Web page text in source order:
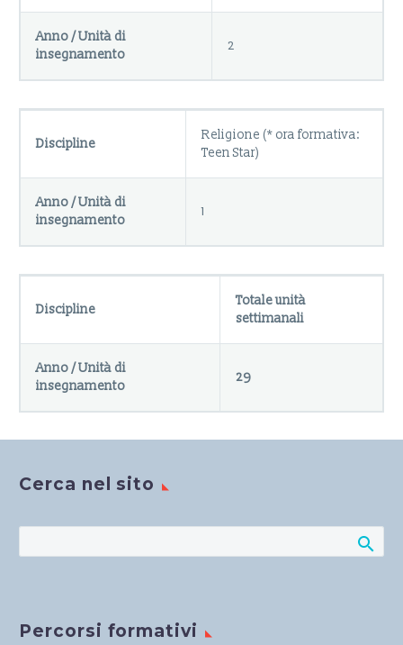
Anno / Unità di
insegnamento
2
Discipline
Religione (* ora formativa:
Teen Star)
Anno / Unità di
insegnamento
1
Discipline
Totale unità
settimanali
Anno / Unità di
insegnamento
29
Cerca nel sito
Percorsi formativi